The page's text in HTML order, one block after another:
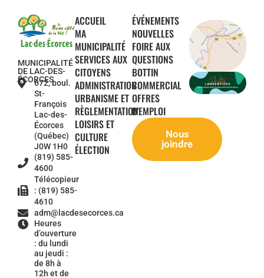
MUNICIPALITÉ
DE LAC-DES-
ÉCORCES
672, boul.
St-
François
Lac-des-
Écorces
(Québec)
J0W 1H0
(819) 585-
4600
Télécopieur
: (819) 585-
4610
adm@lacdesecorces.ca
Heures
d’ouverture
: du lundi
au jeudi :
de 8h à
12h et de
ACCUEIL
MA
MUNICIPALITÉ
SERVICES AUX
CITOYENS
ADMINISTRATION
URBANISME ET
RÈGLEMENTATION
LOISIRS ET
CULTURE
ÉLECTION
ÉVÉNEMENTS
NOUVELLES
FOIRE AUX
QUESTIONS
BOTTIN
COMMERCIAL
OFFRES
D'EMPLOI
Nous
joindre